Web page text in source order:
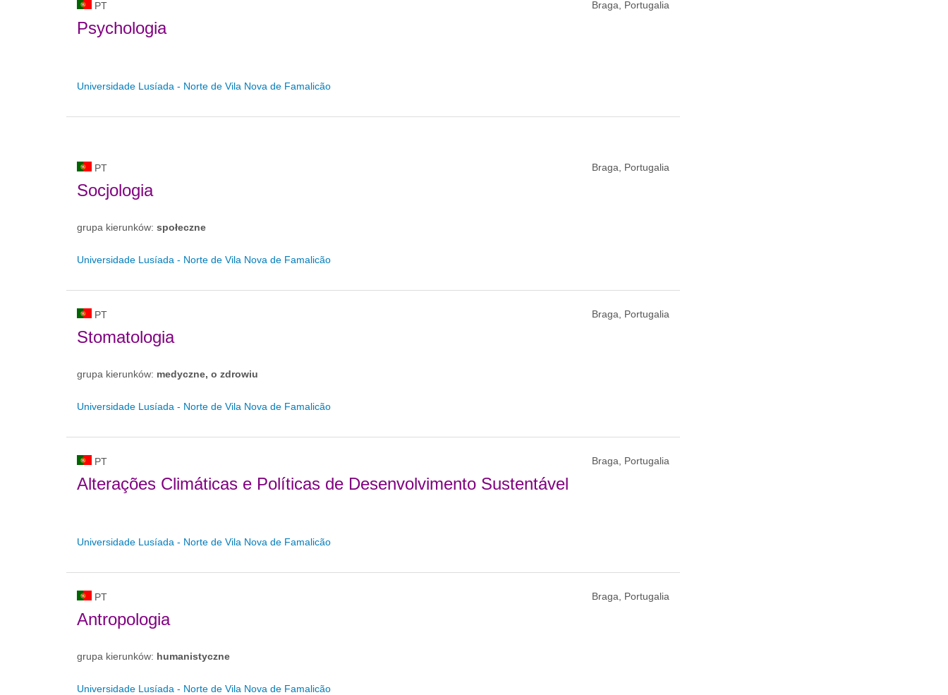
PT Braga, Portugalia
Psychologia
Universidade Lusíada - Norte de Vila Nova de Famalicão
PT Braga, Portugalia
Socjologia
grupa kierunków: społeczne
Universidade Lusíada - Norte de Vila Nova de Famalicão
PT Braga, Portugalia
Stomatologia
grupa kierunków: medyczne, o zdrowiu
Universidade Lusíada - Norte de Vila Nova de Famalicão
PT Braga, Portugalia
Alterações Climáticas e Políticas de Desenvolvimento Sustentável
Universidade Lusíada - Norte de Vila Nova de Famalicão
PT Braga, Portugalia
Antropologia
grupa kierunków: humanistyczne
Universidade Lusíada - Norte de Vila Nova de Famalicão